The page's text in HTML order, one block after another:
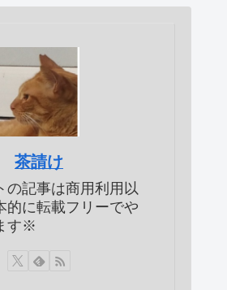
茶請け
記事は商用利用以
的に転載フリーでや
す※